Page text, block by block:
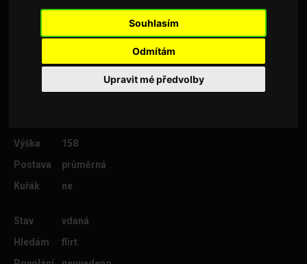
Souhlasím
Odmítám
Upravit mé předvolby
Danka08
Někdo na výlety, dovolenou, kulturu?
Výška
158
Postava
průměrná
Kuřák
ne
Stav
vdaná
Hledám
flirt